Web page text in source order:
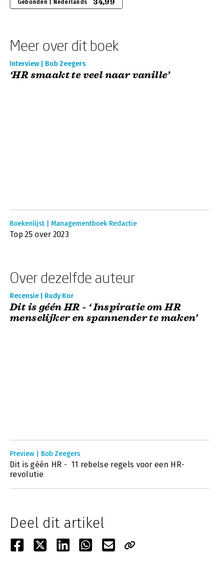
Gebonden | Nederlands 34,99
Meer over dit boek
Interview | Bob Zeegers
‘HR smaakt te veel naar vanille’
Boekenlijst | Managementboek Redactie
Top 25 over 2023
Over dezelfde auteur
Recensie | Rudy Kor
Dit is géén HR - ‘ Inspiratie om HR
menselijker en spannender te maken’
Preview | Bob Zeegers
Dit is géén HR - 11 rebelse regels voor een HR-
revolutie
Deel dit artikel